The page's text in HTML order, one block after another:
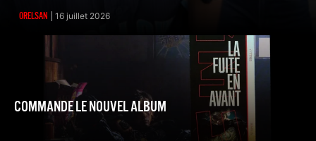
ORELSAN 16 juillet 2026
COMMANDE LE NOUVEL ALBUM